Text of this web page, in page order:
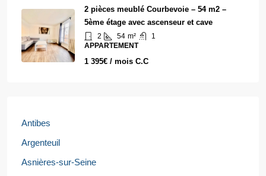
2 pièces meublé Courbevoie – 54 m2 –
5ème étage avec ascenseur et cave
2 54 m²
1
APPARTEMENT
1 395€ / mois C.C
Antibes
Argenteuil
Asnières-sur-Seine